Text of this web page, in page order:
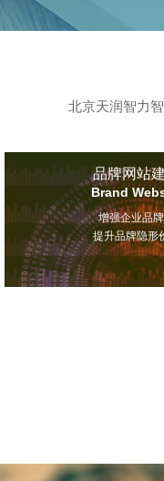
北京天润智力
品牌网站
Brand
增强企业品
提升品牌隐形